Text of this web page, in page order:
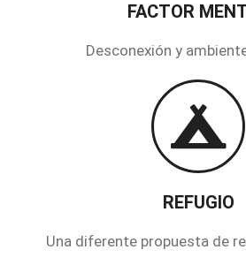
FACTOR
Desconexión y
REFUGIO
Una diferente propuesta de